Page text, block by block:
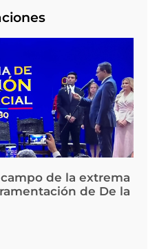
de la extrema
de De la